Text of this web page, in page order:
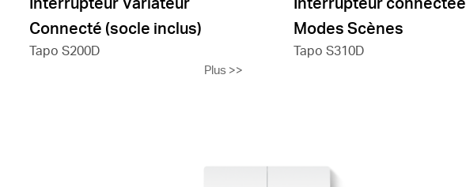
Connecté (socle inclus)
Tapo S200D
Plus >>
Modes Scènes
Tapo S310D